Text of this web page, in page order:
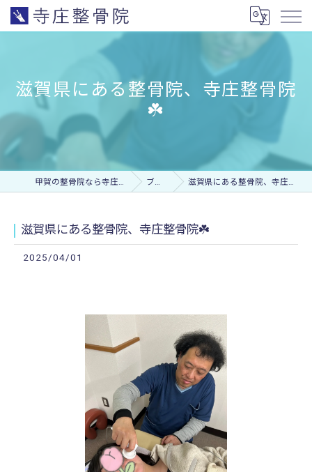
滋賀県にある整骨院、寺庄整骨院
☘️
甲賀の整骨院なら寺庄整骨院 ブログ 滋賀県にある整骨院、寺庄整骨院☘️
滋賀県にある整骨院、寺庄整骨院☘️
2025/04/01